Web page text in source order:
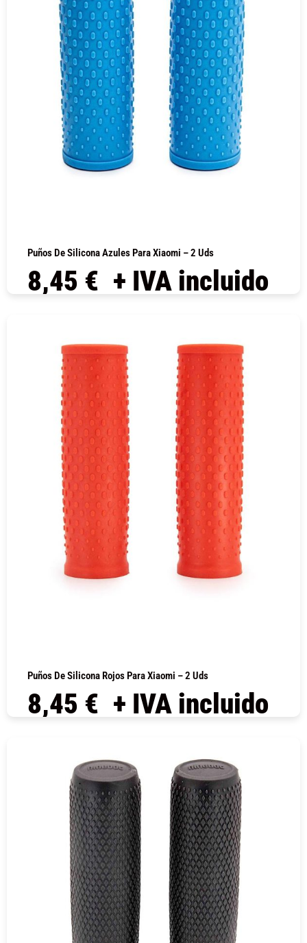
Puños De Silicona Azules Para Xiaomi – 2 Uds
8,45 € + IVA incluido
Puños De Silicona Rojos Para Xiaomi – 2 Uds
8,45 € + IVA incluido